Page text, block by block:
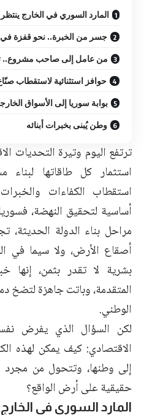
المارد السوري في الخارج ينتظر
جسر من الخبرة.. نحو قفزة في
من عامل إلى صاحب مشروع..
حوافز استثنائية لاستقطاب
بوابة سوريا إلى الأسواق
وطن يُبنى بخبرات أبنائه
ترتفع اليوم وتيرة التحديات
استثمار كل طاقاتها
استقطاب الكفاءات
أساسية لتحقيق النهضة،
مراحل بناء الدولة الحديثة،
أصقاع الأرض، ولا سيما في
بشرية لا تقدر بثمن، إنها
المتقدمة، وباتت جاهزة لتضخ
الوطني.
لكن السؤال الذي يفرض
الاقتصادي: كيف يمكن لهذه
إلى وطنها، وتتحول من مجرد
حقيقية على أرض الواقع؟
المارد السوري في